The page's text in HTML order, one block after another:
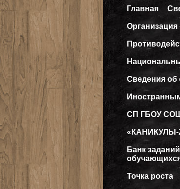
Главная
Сведения об
СП ГБОУ СОШ
«КАНИКУЛЫ-
Банк
Точка роста